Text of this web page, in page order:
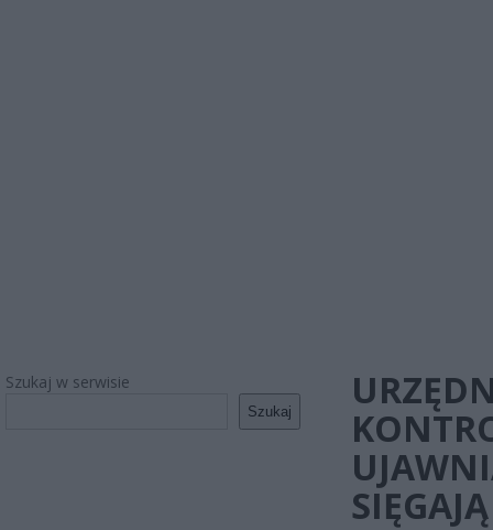
Szukaj w serwisie
Szukaj